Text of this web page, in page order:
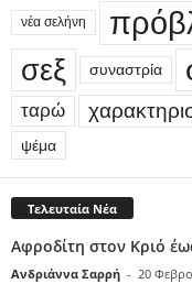
νέα σελήνη
σεξ συναστρία
ταρώ
ψέμα
Τελευταία Νέα
Αφροδίτη στον Κριό
Ανδριάννα Σαρρή - 20